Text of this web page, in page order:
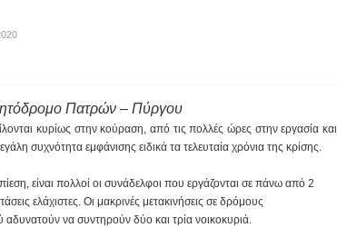
Πατρών – Πύργου
κυρίως στην κούραση, από τις πολλές ώρες στην εργασία και
συχνότητα εμφάνισης ειδικά τα τελευταία χρόνια της κρίσης.
είναι πολλοί οι συνάδελφοι που εργάζονται σε πάνω από 2
ελάχιστες. Οι μακρινές μετακινήσεις σε δρόμους
αδυνατούν να συντηρούν δύο και τρία νοικοκυριά.